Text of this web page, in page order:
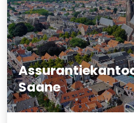
Saane